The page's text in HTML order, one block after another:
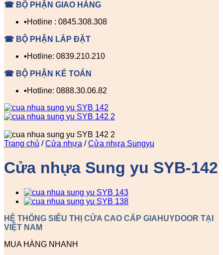
☎ BỘ PHẬN GIAO HÀNG
▪️Hotline : 0845.308.308
☎ BỘ PHẬN LẮP ĐẶT
▪️Hotline: 0839.210.210
☎ BỘ PHẬN KẾ TOÁN
▪️Hotline: 0888.30.06.82
Trang chủ / Cửa nhựa / Cửa nhựa Sungyu
Cửa nhựa Sung yu SYB-142
HỆ THỐNG SIÊU THỊ CỬA CAO CẤP GIAHUYDOOR TẠI
VIỆT NAM
MUA HÀNG NHANH